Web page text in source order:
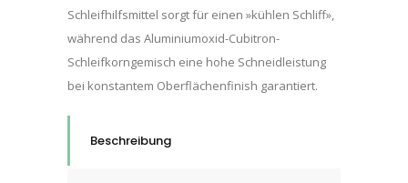
Schleifhilfsmittel sorgt für einen »kühlen Schliff»,
während das Aluminiumoxid-Cubitron-
Schleifkorngemisch eine hohe Schneidleistung
bei konstantem Oberflächenfinish garantiert.
Beschreibung